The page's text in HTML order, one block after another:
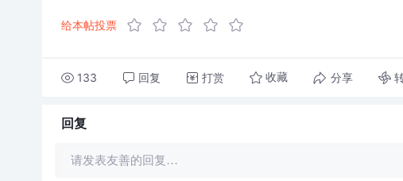
给本帖投票
133 回复 打赏 收藏 分享
回复
请发表友善的回复…